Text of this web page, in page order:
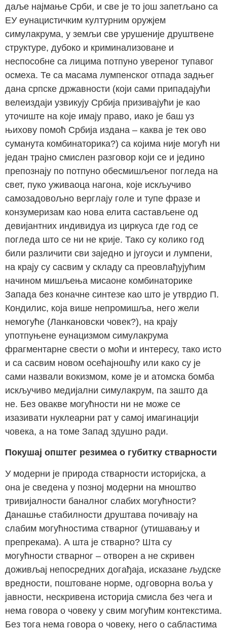
Покушај општег резимеа о губитку стварности
У модерни је природа стварности историјска, а
она је сведена у позној модерни на мноштво
тривијалности баналног слабих могућности?
Данашње стабилности друштава почивају на
слабим могућностима стварног (утишавању и
препрекама). А шта је стварно? Шта су
могућности стварног – отворен а не скривен
доживљај непосредних догађаја, исказане људске
вредности, поштоване норме, одговорна воља у
јавности, нескривена историја смисла без чега и
нема говора о човеку у свим могућим контекстима.
Без тога нема говора о човеку, него о сабластима